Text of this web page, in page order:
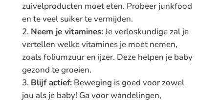
zuivelproducten moet eten. Probeer junkfood
en te veel suiker te vermijden.
Neem je vitamines:Je verloskundige zal je
vertellen welke vitamines je moet nemen,
zoals foliumzuur en ijzer. Deze helpen je baby
gezond te groeien.
Blijf actief:Beweging is goed voor zowel
jou als je baby! Ga voor wandelingen,